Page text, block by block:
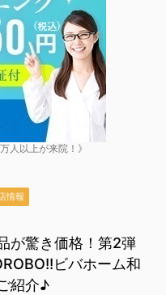
人以上が来院！》
情報
が驚き価格！第2弾
ビバホーム和
紹介♪